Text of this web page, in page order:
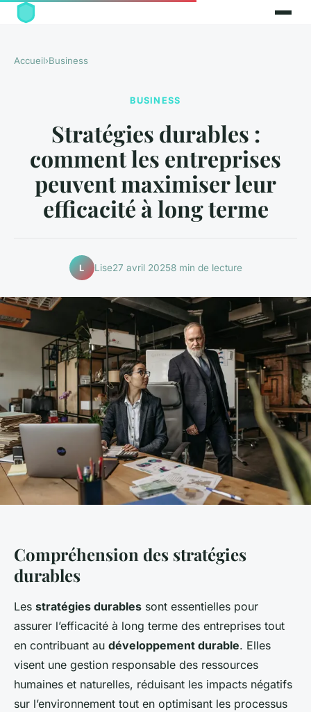
Accueil›Business
BUSINESS
Stratégies durables :
comment les entreprises
peuvent maximiser leur
efficacité à long terme
L Lise27 avril 20258 min de lecture
Compréhension des stratégies
durables
Les stratégies durables sont essentielles pour
assurer l’efficacité à long terme des entreprises tout
en contribuant au développement durable. Elles
visent une gestion responsable des ressources
humaines et naturelles, réduisant les impacts négatifs
sur l’environnement tout en optimisant les processus